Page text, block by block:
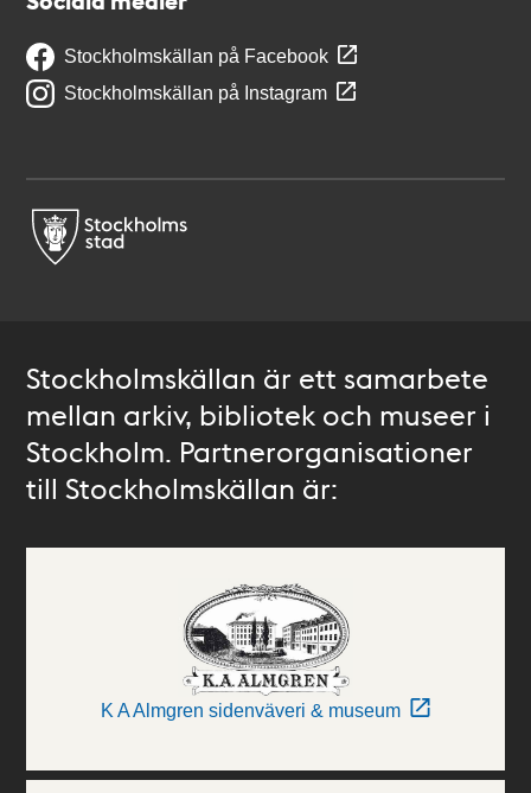
Stockholmskällan på Facebook
Stockholmskällan på Instagram
Stockholmskällan är ett samarbete
mellan arkiv, bibliotek och museer i
Stockholm. Partnerorganisationer
till Stockholmskällan är:
K A Almgren sidenväveri & museum